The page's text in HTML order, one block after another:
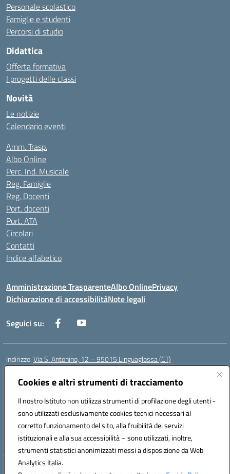
Cookies e altri strumenti di tracciamento
Il nostro Istituto non utilizza strumenti di profilazione degli utenti -
sono utilizzati esclusivamente cookies tecnici necessari al
corretto funzionamento del sito, alla fruibilità dei servizi
istituzionali e alla sua accessibilità – sono utilizzati, inoltre,
strumenti statistici anonimizzati messi a disposizione da Web
Analytics Italia.
Personale scolastico
Famiglie e studenti
Percorsi di studio
Didattica
Offerta formativa
I progetti delle classi
Novità
Le notizie
Calendario eventi
Amm. Trasp.
Albo Online
Perc. Ind. Musicale
Reg. Famiglie
Reg. Docenti
Port. docenti
Port. ATA
Circolari
Contatti
Indice alfabetico
Amministrazione TrasparenteAlbo OnlinePrivacy
Dichiarazione di accessibilitàNote legali
Seguici su:
Indirizzo:Via S. Antonino, 12 – 95015 Linguaglossa (CT)
Centralino:
Posta elettronica certificata (PEC):ctic83200r@pec.istruzione.it
Codice fiscale: 83002470876
Codice meccanografico:CTIC83200R
Codice Indice delle Pubbliche Amministrazioni (IPA): istsc_CTIC83200R
Codice unico di fatturazione (CUF): UF7TEB
Hosting & Powered by 3D Solution S.r.l.